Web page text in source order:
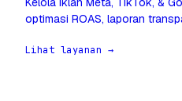
optimasi ROAS, laporan
Lihat layanan →